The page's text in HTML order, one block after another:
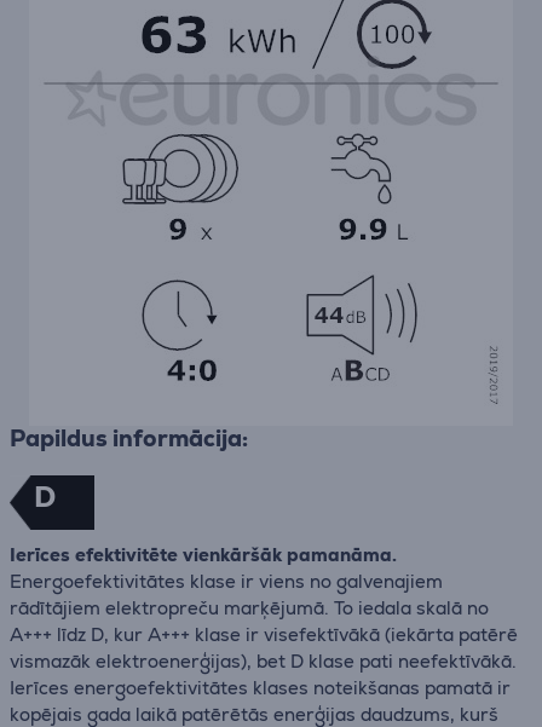
Papildus informācija:
D
Ierīces efektivitēte vienkāršāk pamanāma.
Energoefektivitātes klase ir viens no galvenajiem
rādītājiem elektropreču marķējumā. To iedala skalā no
A+++ līdz D, kur A+++ klase ir visefektīvākā (iekārta patērē
vismazāk elektroenerģijas), bet D klase pati neefektīvākā.
Ierīces energoefektivitātes klases noteikšanas pamatā ir
kopējais gada laikā patērētās enerģijas daudzums, kurš